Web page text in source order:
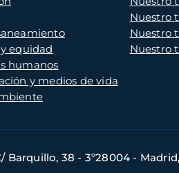
equidad
humanos
y medios de vida
Nuestro
Nuestro
Nuestro
Barquillo, 38 - 3º28004 -